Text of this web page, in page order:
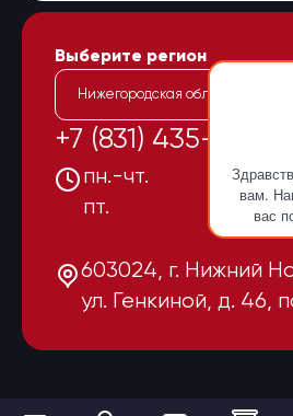
вам.
вас
Выберите регион
Нижегородская область
+7 (831) 435-15-55
пн.-чт.
пт.
08:00-
08:00-
603024, г. Нижний
ул. Генкиной, д. 46,